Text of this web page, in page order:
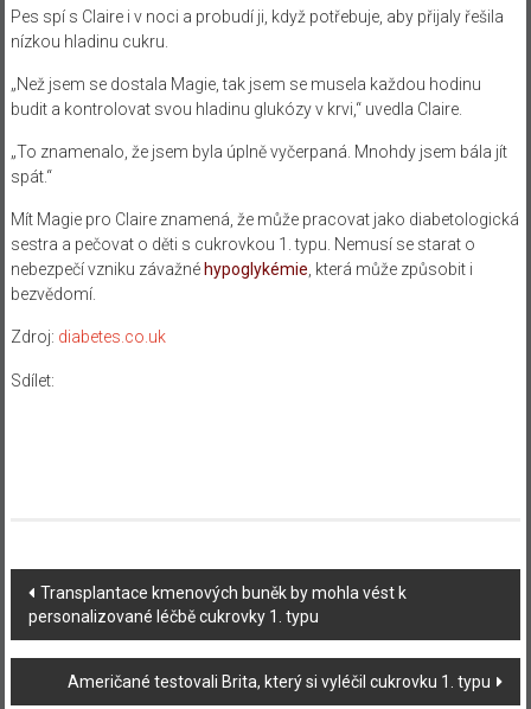
Pes spí s Claire i v noci a probudí ji, když potřebuje, aby přijaly řešila
nízkou hladinu cukru.
„Než jsem se dostala Magie, tak jsem se musela každou hodinu
budit a kontrolovat svou hladinu glukózy v krvi,“ uvedla Claire.
„To znamenalo, že jsem byla úplně vyčerpaná. Mnohdy jsem bála jít
spát.“
Mít Magie pro Claire znamená, že může pracovat jako diabetologická
sestra a pečovat o děti s cukrovkou 1. typu. Nemusí se starat o
nebezpečí vzniku závažné hypoglykémie , která může způsobit i
bezvědomí.
Zdroj: diabetes.co.uk
Sdílet:
Navigace
příspěvku
Transplantace kmenových buněk by mohla vést k
personalizované léčbě cukrovky 1. typu
Američané testovali Brita, který si vyléčil cukrovku 1. typu